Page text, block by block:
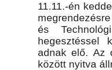
11.11.-én
és
hegesztéssel
adnak elő. Az
között nyitva